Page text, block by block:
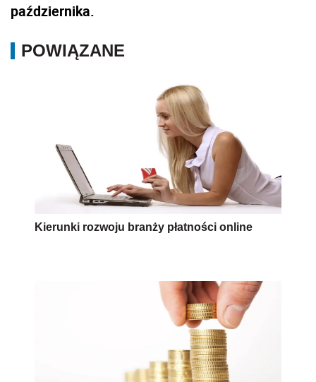
października.
POWIĄZANE
Kierunki rozwoju branży płatności online